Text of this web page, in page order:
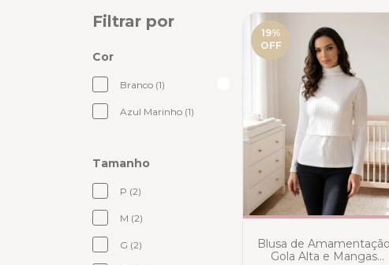
Filtrar por
Cor
Branco (1)
Azul Marinho (1)
Tamanho
P (2)
M (2)
G (2)
19%
OFF
Blusa de Amamentação
Gola Alta e Mangas